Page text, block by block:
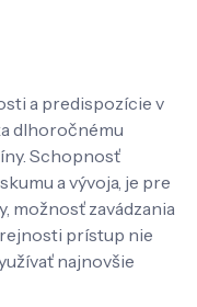
a predispozície v
dlhoročnému
Schopnosť
a vývoja, je pre
možnosť zavádzania
prístup nie
najnovšie